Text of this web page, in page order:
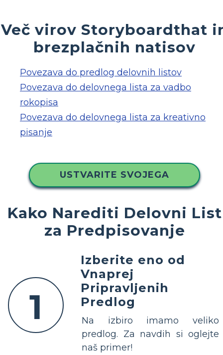
Več virov Storyboardthat
brezplačnih natisov
Povezava do predlog delovnih listov
Povezava do delovnega lista za vadbo
rokopisa
Povezava do delovnega lista za kreativno
pisanje
USTVARITE SVOJEGA
Kako Narediti Delovni List
za Predpisovanje
1
Izberite eno od
Vnaprej
Pripravljenih
Predlog
Na izbiro imamo veliko
predlog. Za navdih si oglejte
naš primer!